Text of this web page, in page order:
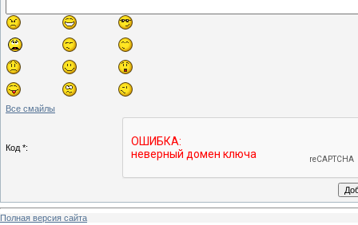
Все смайлы
Код *:
Полная версия сайта